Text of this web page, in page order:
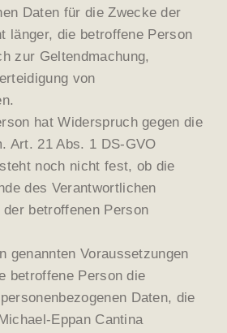
Daten für die Zwecke der
länger, die betroffene Person
zur Geltendmachung,
von
hat Widerspruch gegen die
Art. 21 Abs. 1 DS-GVO
noch nicht fest, ob die
des Verantwortlichen
der betroffenen Person
genannten Voraussetzungen
betroffene Person die
Daten, die
Eppan Cantina